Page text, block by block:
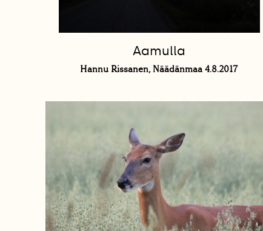
Aamulla
Hannu Rissanen, Näädänmaa 4.8.2017